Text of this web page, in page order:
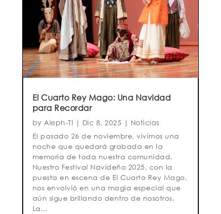
El Cuarto Rey Mago: Una Navidad
para Recordar
byAleph-TI | Dic 8, 2025 | Noticias
El pasado 26 de noviembre, vivimos una
noche que quedará grabada en la
memoria de toda nuestra comunidad.
Nuestro Festival Navideño 2025, con la
puesta en escena de El Cuarto Rey Mago,
nos envolvió en una magia especial que
aún sigue brillando dentro de nosotros.
La...